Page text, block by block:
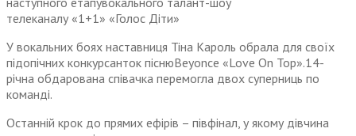
телеканалу «1+1» «Голос Діти»
У вокальних боях наставниця Тіна Кароль обрала для своїх
підопічних конкурсанток піснюBeyoncе «Love On Top».14-
річна обдарована співачка перемогла двох суперниць по
команді.
Останній крок до прямих ефірів – півфінал, у якому дівчина